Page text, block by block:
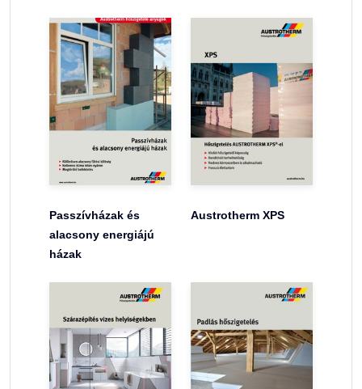
Passzívházak és
alacsony energiájú
házak
Austrotherm XPS